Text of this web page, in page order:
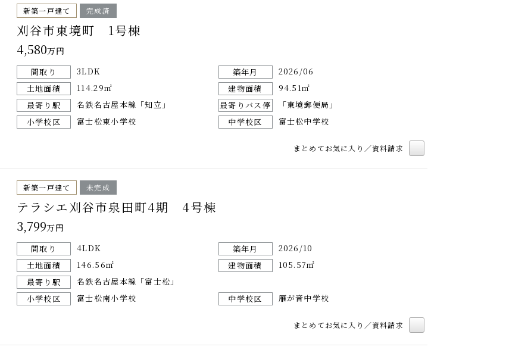
新築一戸建て 完成済
刈谷市東境町 1号棟
4,580万円
間取り 3LDK 築年月
2026/06
土地面積
114.29㎡ 建物面積
94.51㎡
最寄り駅
名鉄名古屋本線「知立」 最寄りバス停
「東境郵便局」
小学校区
富士松東小学校 中学校区 富士松中学校
まとめてお気に入り／資料請求
新築一戸建て 未完成
テラシエ刈谷市泉田町4期 4号棟
3,799万円
間取り 4LDK 築年月
2026/10
土地面積
146.56㎡ 建物面積
105.57㎡
最寄り駅
名鉄名古屋本線「富士松」
小学校区
富士松南小学校 中学校区 雁が音中学校
まとめてお気に入り／資料請求